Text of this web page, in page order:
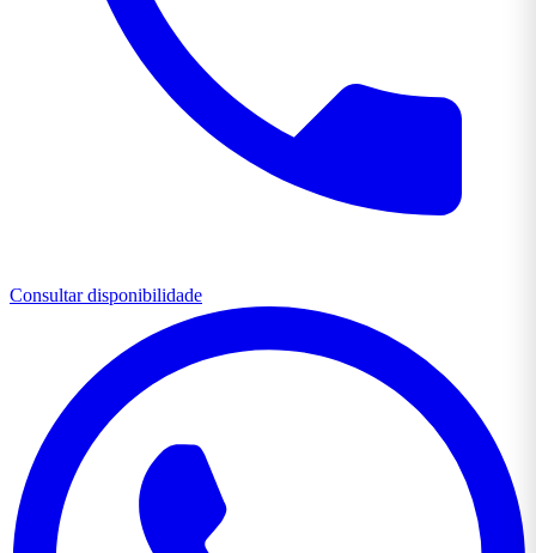
Consultar disponibilidade